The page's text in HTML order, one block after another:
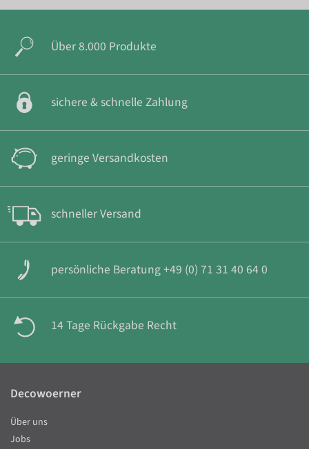
Über 8.000 Produkte
sichere & schnelle Zahlung
geringe Versandkosten
schneller Versand
persönliche Beratung +49 (0) 71 31 40 64 0
14 Tage Rückgabe Recht
Decowoerner
Über uns
Jobs